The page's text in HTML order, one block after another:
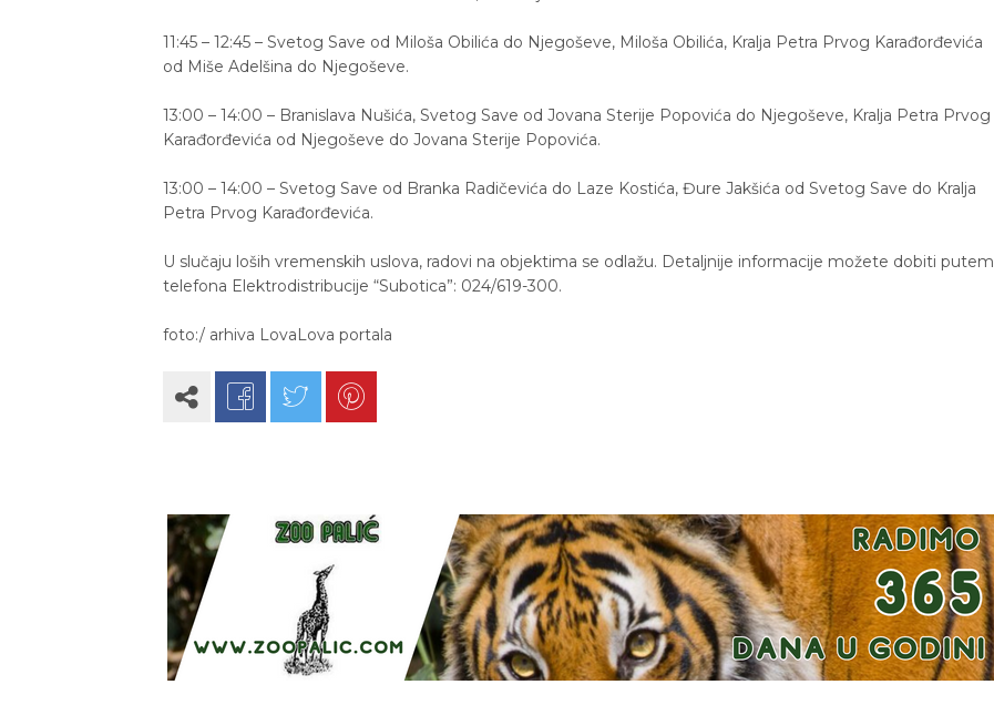
11:45 – 12:45 – Svetog Save od Miloša Obilića do Njegoševe, Miloša Obilića, Kralja Petra Prvog Karađorđevića
od Miše Adelšina do Njegoševe.
13:00 – 14:00 – Branislava Nušića, Svetog Save od Jovana Sterije Popovića do Njegoševe, Kralja Petra Prvog
Karađorđevića od Njegoševe do Jovana Sterije Popovića.
13:00 – 14:00 – Svetog Save od Branka Radičevića do Laze Kostića, Đure Jakšića od Svetog Save do Kralja
Petra Prvog Karađorđevića.
U slučaju loših vremenskih uslova, radovi na objektima se odlažu. Detaljnije informacije možete dobiti putem
telefona Elektrodistribucije “Subotica”: 024/619-300.
foto:/ arhiva LovaLova portala